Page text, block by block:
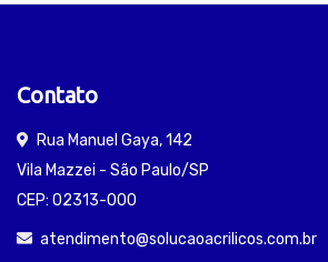
Contato
Rua Manuel Gaya, 142
Vila Mazzei - São Paulo/SP
CEP: 02313-000
atendimento@solucaoacrilicos.com.br